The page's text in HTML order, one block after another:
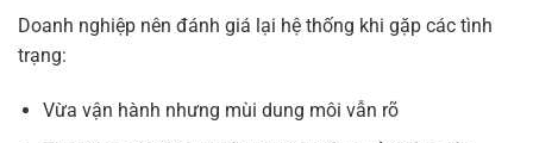
Doanh nghiệp nên đánh giá lại hệ thống khi gặp các tình
trạng:
Vừa vận hành nhưng mùi dung môi vẫn rõ